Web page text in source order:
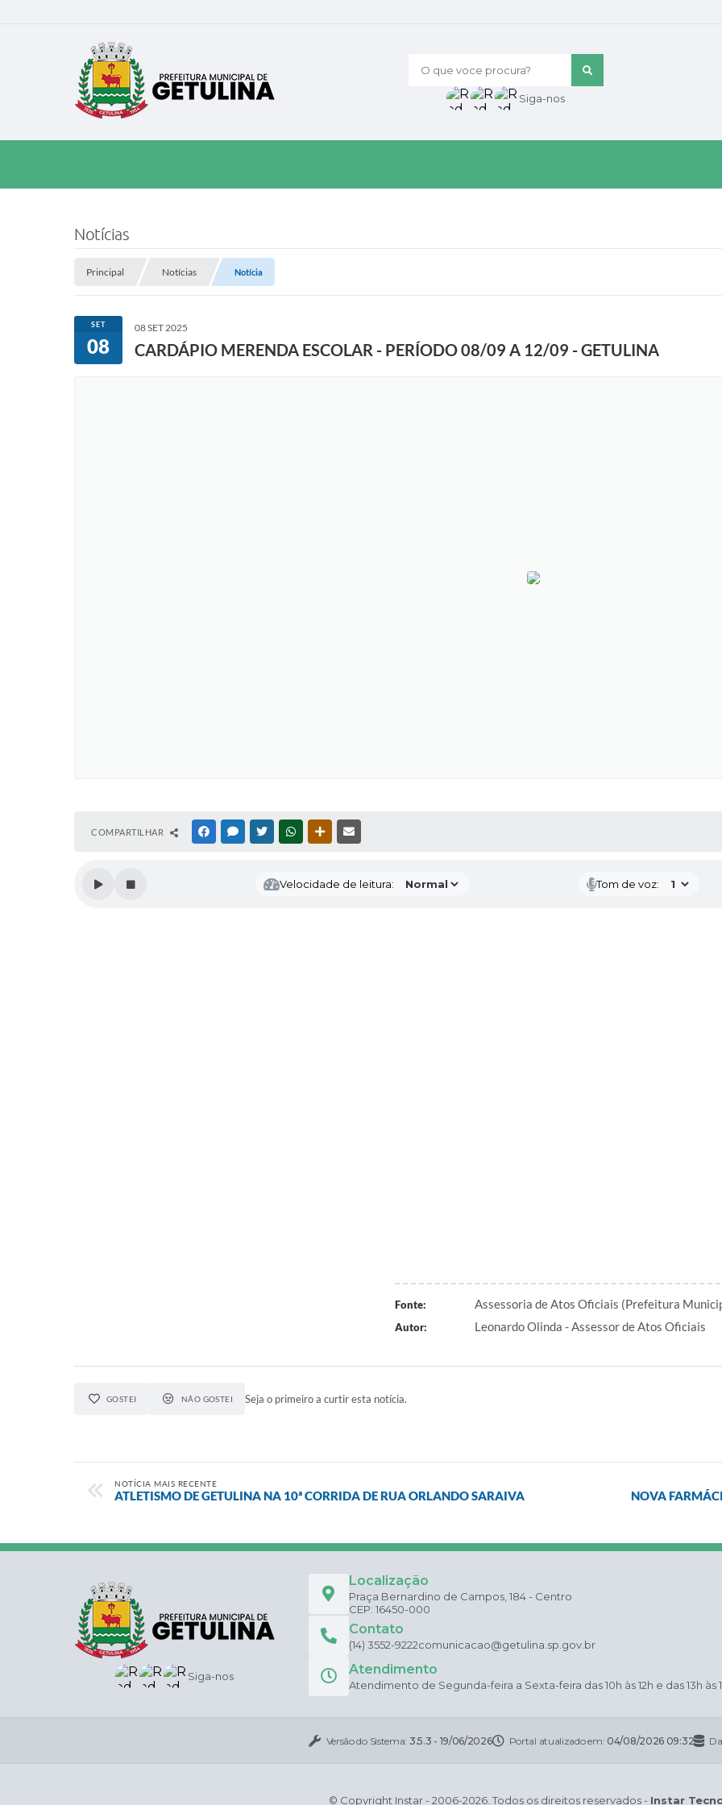
O que voce procura?
Siga-nos
Notícias
Principal Notícias Notícia
SET
08
08 SET 2025
CARDÁPIO MERENDA ESCOLAR - PERÍODO 08/09 A 12/09 - GETULINA
COMPARTILHAR FACEBOOKMESSENGER
TWITTERWHATSAPPOUTRAS MÍDIAS
Velocidade de leitura: Tom de voz:
Fonte: Assessoria de Atos Oficiais (Prefeitura
Autor: Leonardo Olinda - Assessor de Atos Oficiais
GOSTEI NÃO GOSTEI Seja o primeiro a curtir esta notícia.
NOTÍCIA MAIS RECENTE
ATLETISMO DE GETULINA NA 10ª CORRIDA DE RUA ORLANDO SARAIVA NOVA
Siga-nos
Localização
Praça Bernardino de Campos, 184 - Centro
CEP: 16450-000
Contato
(14) 3552-9222comunicacao@getulina.sp.gov.br
Atendimento
Atendimento de Segunda-feira a Sexta-feira das 10h às 12h e das 13h às
Versão do Sistema: 3.5.3 - 19/06/2026 Portal atualizado em: 04/08/2026 09:32
© Copyright Instar - 2006-2026. Todos os direitos reservados - Instar